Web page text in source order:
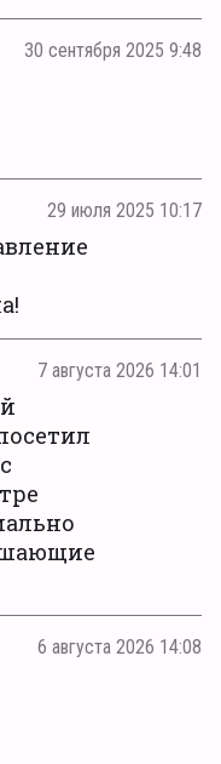
30 сентября 2025 9:48
29 июля 2025 10:17
7 августа 2026 14:01
6 августа 2026 14:08